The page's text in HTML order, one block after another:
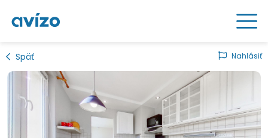
Späť Nahlásiť